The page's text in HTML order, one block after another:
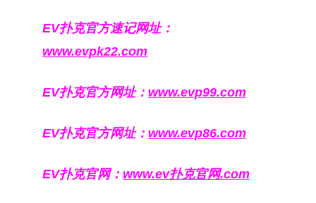
EV扑克官方速记网址：
www.evpk22.com
EV扑克官方网址： www.evp99.com
EV扑克官方网址： www.evp86.com
EV扑克官网： www.ev扑克官网.com